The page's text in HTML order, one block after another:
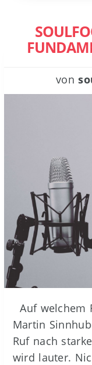
von
Auf welchem
Martin
Ruf nach
wird lauter.